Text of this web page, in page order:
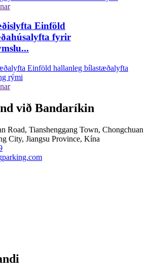
Einföld
fyrir
við Bandaríkin
Road, Tianshenggang Town, Chongchuan
City, Jiangsu Province, Kína